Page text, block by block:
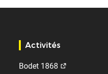
Activités
Bodet 1868